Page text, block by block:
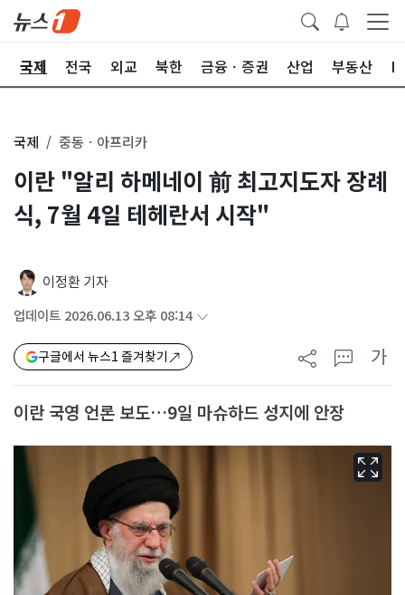
국제 전국 외교 북한 금융ㆍ증권 산업 부동산
국제 중동ㆍ아프리카
이란 "알리 하메네이 前 최고지도자 장례
식, 7월 4일 테헤란서 시작"
이정환 기자
업데이트 2026.06.13 오후 08:14
구글에서 뉴스1 즐겨찾기 가
이란 국영 언론 보도…9일 마슈하드 성지에 안장